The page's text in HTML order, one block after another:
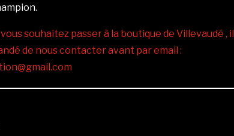
souhaitez passer à la boutique de Villevaudé , il
de nous contacter avant par email :